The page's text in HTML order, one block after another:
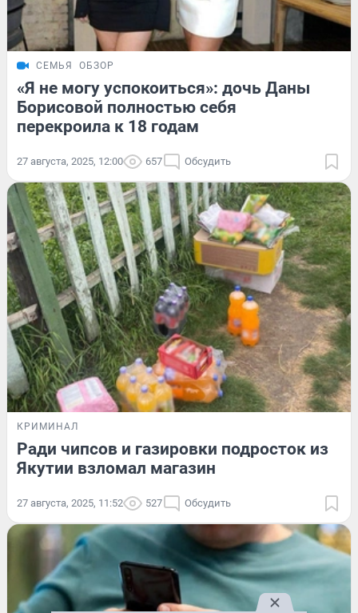
СЕМЬЯ ОБЗОР
«Я не могу успокоиться»: дочь Даны
Борисовой полностью себя
перекроила к 18 годам
27 августа, 2025, 12:00 657 Обсудить
КРИМИНАЛ
Ради чипсов и газировки подросток из
Якутии взломал магазин
27 августа, 2025, 11:52 527 Обсудить